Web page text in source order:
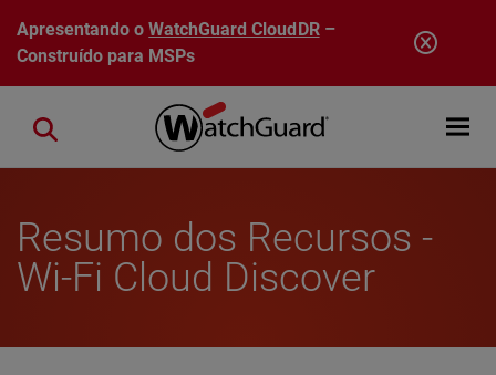
Pular para o conteúdo principal
Apresentando oWatchGuard CloudDR–
Construído para MSPs
Open
Close search
Resumo dos Recursos -
Wi-Fi Cloud Discover